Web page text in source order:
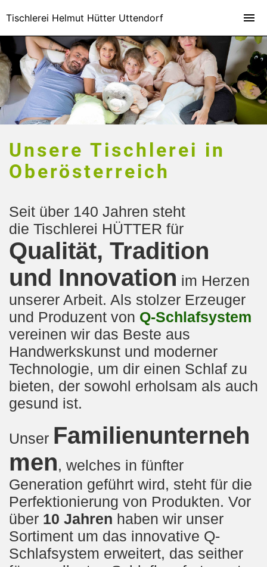
Unsere Tischlerei in
Oberösterreich
Seit über 140 Jahren steht
die Tischlerei HÜTTER für
Qualität, Tradition
und Innovation im Herzen
unserer Arbeit. Als stolzer Erzeuger
und Produzent von Q-Schlafsystem
vereinen wir das Beste aus
Handwerkskunst und moderner
Technologie, um dir einen Schlaf zu
bieten, der sowohl erholsam als auch
gesund ist.
Unser Familienunterneh
men, welches in fünfter
Generation geführt wird, steht für die
Perfektionierung von Produkten. Vor
über 10 Jahren haben wir unser
Sortiment um das innovative Q-
Schlafsystem erweitert, das seither
Tischlerei Helmut Hütter Uttendorf